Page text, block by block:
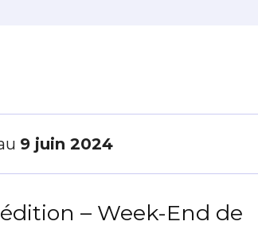
9 juin 2024
édition – Week-End de